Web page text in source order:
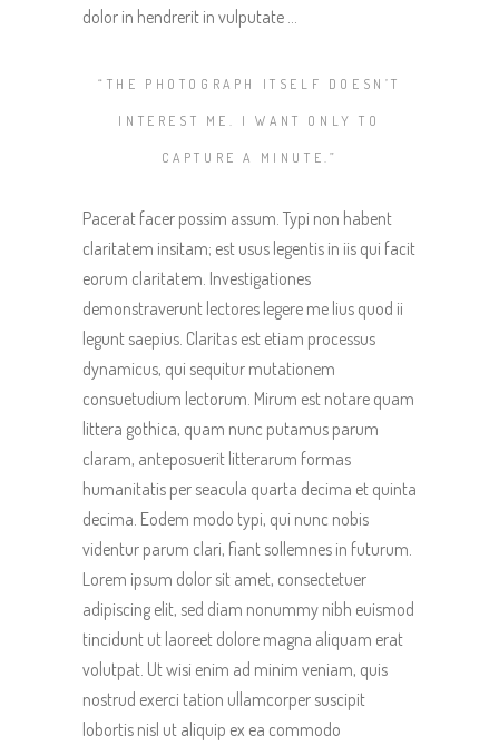
dolor in hendrerit in vulputate …
“THE PHOTOGRAPH ITSELF DOESN’T
INTEREST ME. I WANT ONLY TO
CAPTURE A MINUTE.”
Pacerat facer possim assum. Typi non habent
claritatem insitam; est usus legentis in iis qui facit
eorum claritatem. Investigationes
demonstraverunt lectores legere me lius quod ii
legunt saepius. Claritas est etiam processus
dynamicus, qui sequitur mutationem
consuetudium lectorum. Mirum est notare quam
littera gothica, quam nunc putamus parum
claram, anteposuerit litterarum formas
humanitatis per seacula quarta decima et quinta
decima. Eodem modo typi, qui nunc nobis
videntur parum clari, fiant sollemnes in futurum.
Lorem ipsum dolor sit amet, consectetuer
adipiscing elit, sed diam nonummy nibh euismod
tincidunt ut laoreet dolore magna aliquam erat
volutpat. Ut wisi enim ad minim veniam, quis
nostrud exerci tation ullamcorper suscipit
lobortis nisl ut aliquip ex ea commodo